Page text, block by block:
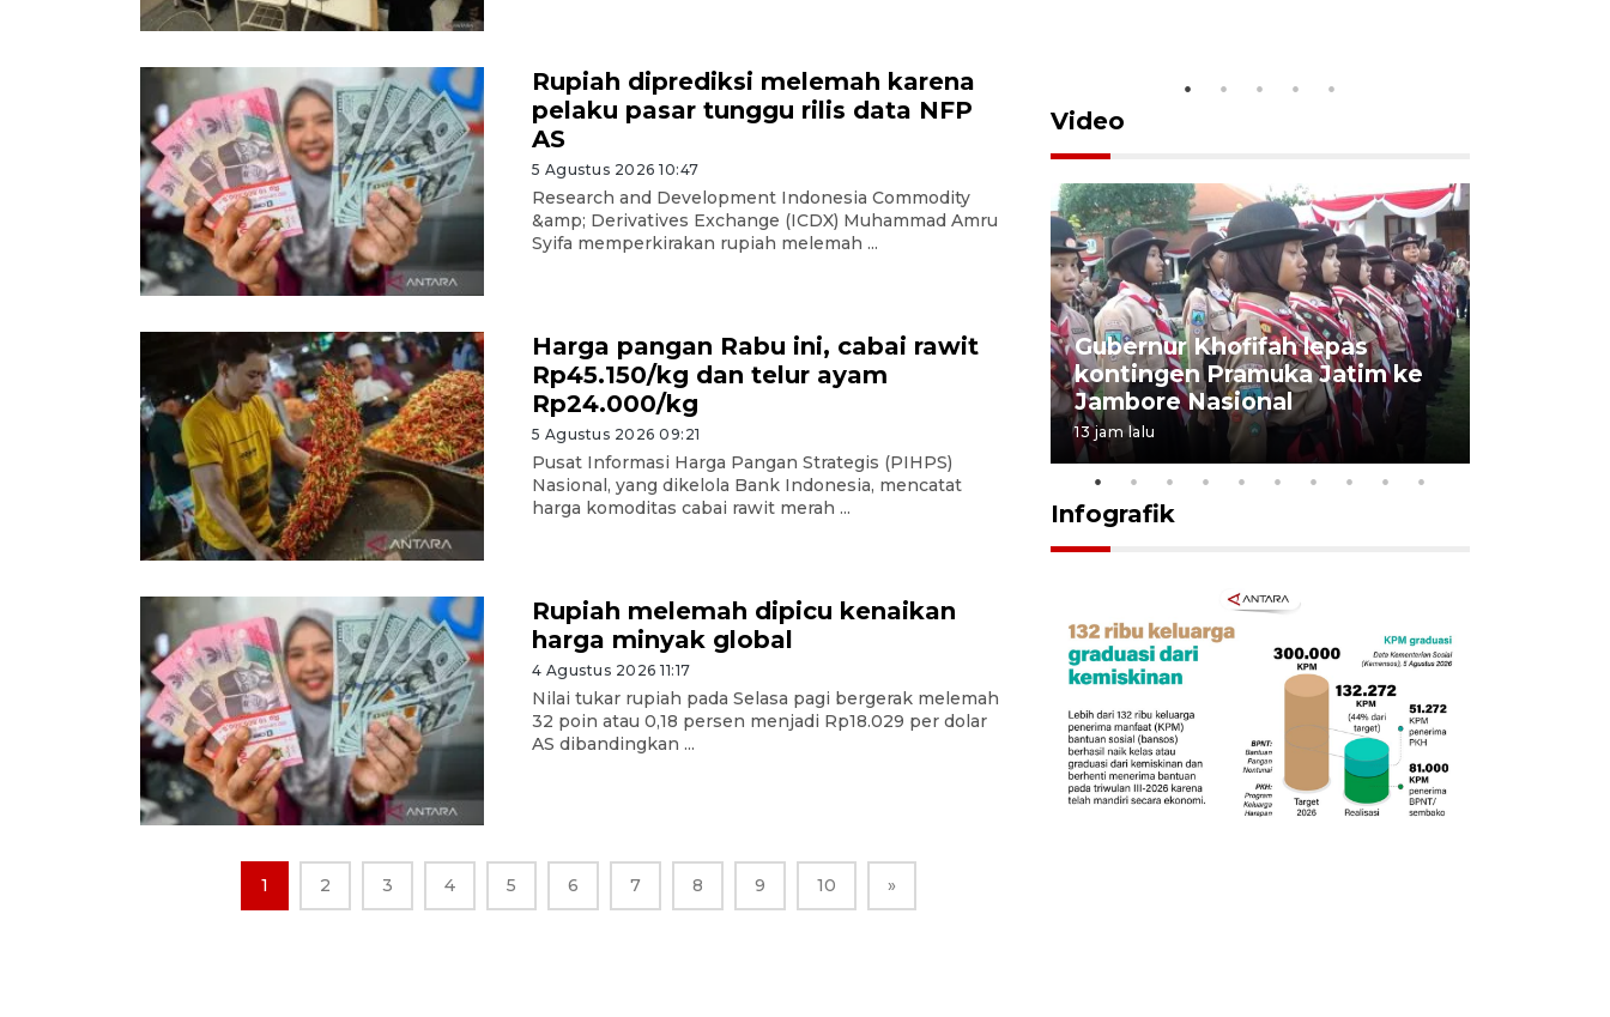
Rupiah diprediksi melemah karena
pelaku pasar tunggu rilis data NFP
AS
5 Agustus 2026 10:47
Research and Development Indonesia Commodity
&amp; Derivatives Exchange (ICDX) Muhammad Amru
Syifa memperkirakan rupiah melemah ...
Harga pangan Rabu ini, cabai rawit
Rp45.150/kg dan telur ayam
Rp24.000/kg
5 Agustus 2026 09:21
Pusat Informasi Harga Pangan Strategis (PIHPS)
Nasional, yang dikelola Bank Indonesia, mencatat
harga komoditas cabai rawit merah ...
Rupiah melemah dipicu kenaikan
harga minyak global
4 Agustus 2026 11:17
Nilai tukar rupiah pada Selasa pagi bergerak melemah
32 poin atau 0,18 persen menjadi Rp18.029 per dolar
AS dibandingkan ...
1 2 3 4 5 6 7 8 9 10 »
Video
BNPB optimalkan penguatan
Desa Tangguh Bencana di
Jawa Timur
5 Agustus 2026 19:09
Gubernur Khofifah lepas
kontingen Pramuka Jatim ke
Jambore Nasional
13 jam lalu
Infografik